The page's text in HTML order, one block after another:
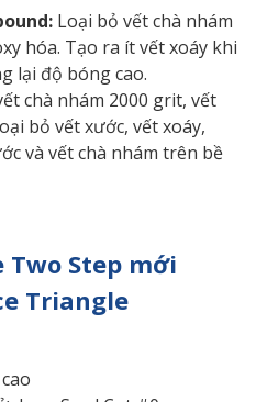
Loại bỏ vết chà nhám
hóa. Tạo ra ít vết xoáy khi
lại độ bóng cao.
chà nhám 2000 grit, vết
bỏ vết xước, vết xoáy,
và vết chà nhám trên bề
Step mới
Triangle